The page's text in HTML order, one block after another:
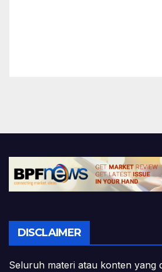
DISCLAIMER
Seluruh materi atau konten yang